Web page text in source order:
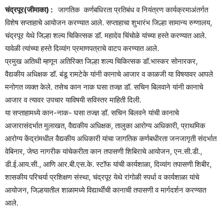
चंद्रपूर(जीमाका) : जागतिक कर्णबधिरता प्रतिबंध व नियंत्रण कार्यक्रमाअंतर्गत
विशेष सप्ताहाचे आयोजन करण्यात आले. सप्ताहाचा शुभारंभ जिल्हा सामान्य रुग्णालय,
चंद्रपूर येथे जिल्हा शल्य चिकित्सक डॉ. महादेव चिंचोळे यांच्या हस्ते करण्यात आले.
यावेळी त्यांच्या हस्ते दिव्यांग प्रमाणपत्राचे वाटप करण्यात आले.
प्रमुख अतिथी म्हणून अतिरिक्त जिल्हा शल्य चिकित्सक डॉ.भास्कर सोनारकर,
वैद्यकीय अधिक्षक डॉ. बंडू रामटेके यांनी कानाचे आजार व काळजी या विषयावर आपले
मनोगत व्यक्त केले. तसेच कान नाक घसा तज्ज्ञ डॉ. सचिन बिलवाने यांनी कानाचे
आजार व त्यावर उपचार याविषयी सविस्तर माहिती दिली.
या सप्ताहामध्ये कान-नाक- घसा तज्ज्ञ डॉ. सचिन बिलवने यांची कानाचे
आजारासंदर्भात मुलाखत, वैद्यकीय अधिक्षक, तालुका आरोग्य अधिकारी, प्राथमिक
आरोग्य केंद्रांमधील वैद्यकीय अधिकारी यांचा जागतिक कर्णबधीरता जनजागृती संदर्भात
वेबिनार, जेष्ठ नागरीक यांचेकरीता कान तपासणी शिबिराचे आयोजन, एन.सी.डी.,
डी.ई.आय.सी., आणि आर.बी.एस.के. स्टॉफ यांची कार्यशाळा, दिव्यांग तपासणी शिबीर,
शासकीय परिचर्या प्रशिक्षण संस्था, चंद्रपूर येथे रांगोळी स्पर्धा व कार्यशाळा यांचे
आयोजन, जिल्हयातील शाळामध्ये विद्यार्थींची कानाची तपासणी व मार्गदर्शन करण्यात
आले.